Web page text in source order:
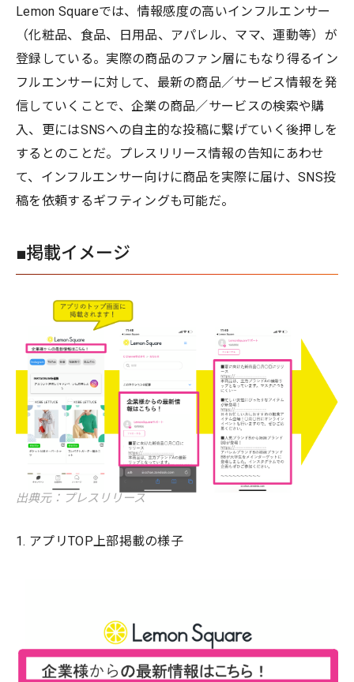
Lemon Squareでは、情報感度の高いインフルエンサー
（化粧品、食品、日用品、アパレル、ママ、運動等）が
登録している。実際の商品のファン層にもなり得るイン
フルエンサーに対して、最新の商品／サービス情報を発
信していくことで、企業の商品／サービスの検索や購
入、更にはSNSへの自主的な投稿に繋げていく後押しを
するとのことだ。プレスリリース情報の告知にあわせ
て、インフルエンサー向けに商品を実際に届け、SNS投
稿を依頼するギフティングも可能だ。
■掲載イメージ
出典元：プレスリリース
1. アプリTOP上部掲載の様子